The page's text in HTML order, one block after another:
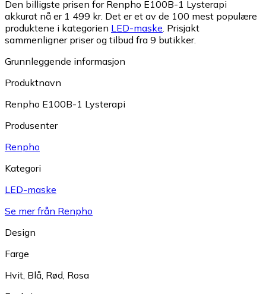
Den billigste prisen for Renpho E100B-1 Lysterapi
akkurat nå er 1 499 kr. Det er et av de 100 mest populære
produktene i kategorien LED-maske. Prisjakt
sammenligner priser og tilbud fra 9 butikker.
Grunnleggende informasjon
Produktnavn
Renpho E100B-1 Lysterapi
Produsenter
Renpho
Kategori
LED-maske
Se mer från Renpho
Design
Farge
Hvit, Blå, Rød, Rosa